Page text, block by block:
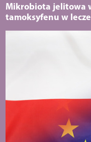
Mikrobiota jelitowa
tamoksyfenu w